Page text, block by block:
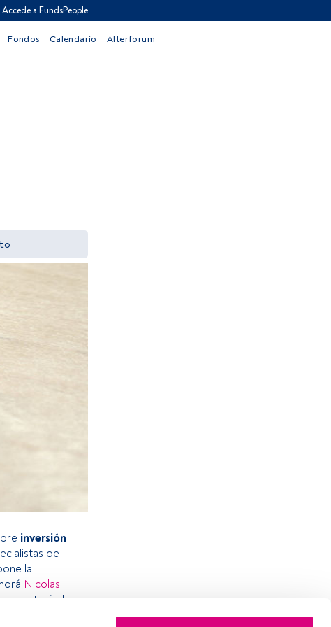
Accede a FundsPeople
Fondos Calendario Alterforum
inversión
de
la
Nicolas
el